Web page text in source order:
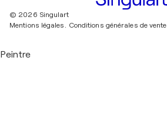
© 2026 Singulart
Mentions légales.
Conditions générales de vente
Peintre